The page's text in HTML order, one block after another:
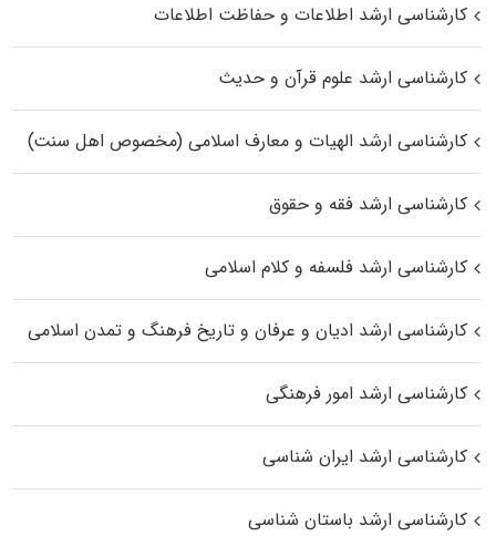
کارشناسی ارشد اطلاعات و حفاظت اطلاعات
کارشناسی ارشد علوم قرآن و حدیث
کارشناسی ارشد الهیات و معارف اسلامی (مخصوص اهل سنت)
کارشناسی ارشد فقه و حقوق
کارشناسی ارشد فلسفه و کلام اسلامی
کارشناسی ارشد ادیان و عرفان و تاریخ فرهنگ و تمدن اسلامی
کارشناسی ارشد امور فرهنگی
کارشناسی ارشد ایران شناسی
کارشناسی ارشد باستان شناسی